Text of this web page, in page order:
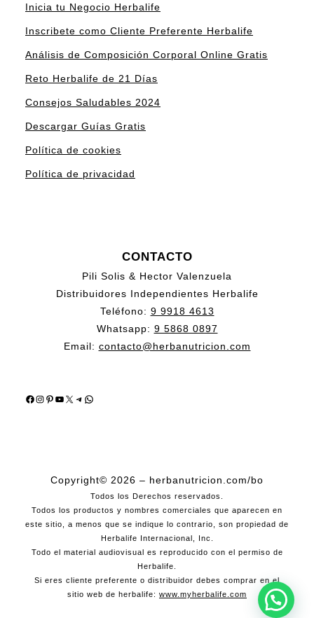
Inicia tu Negocio Herbalife
Inscribete como Cliente Preferente Herbalife
Análisis de Composición Corporal Online Gratis
Reto Herbalife de 21 Días
Consejos Saludables 2024
Descargar Guías Gratis
Política de cookies
Política de privacidad
CONTACTO
Pili Solis & Hector Valenzuela
Distribuidores Independientes Herbalife
Teléfono: 9 9918 4613
Whatsapp: 9 5868 0897
Email: contacto@herbanutricion.com
Facebook
Instagram
Pinterest
YouTube
X Telegram
WhatsApp
Copyright© 2026 – herbanutricion.com/bo
Todos los Derechos reservados.
Todos los productos y nombres comerciales que aparecen en
este sitio, a menos que se indique lo contrario, son propiedad de
Herbalife Internacional, Inc.
Todo el material audiovisual es reproducido con el permiso de
Herbalife.
Si eres cliente preferente o distribuidor debes comprar en el
sitio web de herbalife: www.myherbalife.com